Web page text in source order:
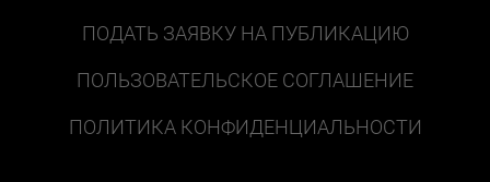
ПОДАТЬ ЗАЯВКУ НА ПУБЛИКАЦИЮ
ПОЛЬЗОВАТЕЛЬСКОЕ СОГЛАШЕНИЕ
ПОЛИТИКА КОНФИДЕНЦИАЛЬНОСТИ